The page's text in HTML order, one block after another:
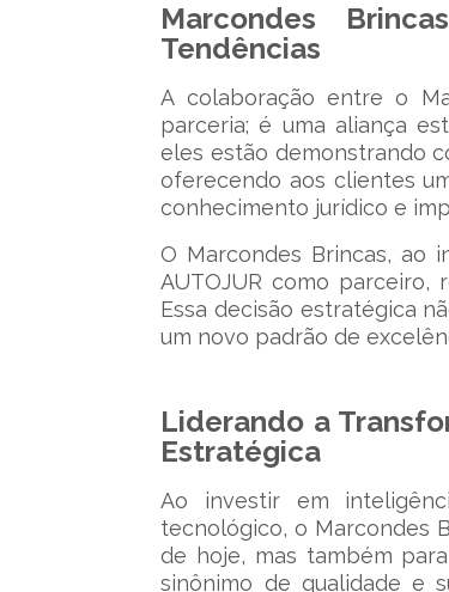
Marcondes
Tendências
A colaboração entre o
parceria; é uma aliança
eles estão demonstrando
oferecendo aos clientes
conhecimento jurídico e
O Marcondes Brincas, ao
AUTOJUR como parceiro,
Essa decisão estratégica
um novo padrão de
Liderando a
Estratégica
Ao investir em
tecnológico, o Marcondes
de hoje, mas também
sinônimo de qualidade e